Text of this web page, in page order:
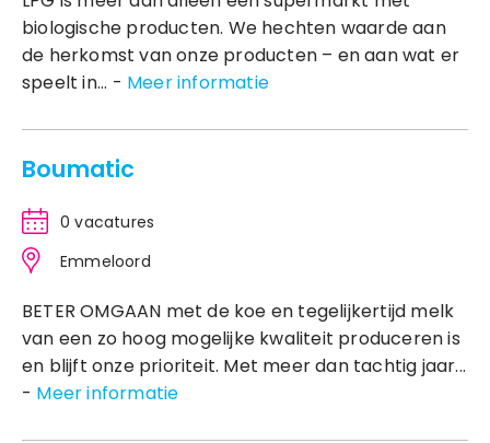
biologische producten. We hechten waarde aan
de herkomst van onze producten – en aan wat er
speelt in... - Meer informatie
Boumatic
0 vacatures
Emmeloord
BETER OMGAAN met de koe en tegelijkertijd melk
van een zo hoog mogelijke kwaliteit produceren is
en blijft onze prioriteit. Met meer dan tachtig jaar...
- Meer informatie